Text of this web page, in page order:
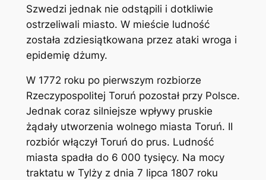
Szwedzi jednak nie odstąpili i dotkliwie
ostrzeliwali miasto. W mieście ludność
została zdziesiątkowana przez ataki wroga i
epidemię dżumy.
W 1772 roku po pierwszym rozbiorze
Rzeczypospolitej Toruń pozostał przy Polsce.
Jednak coraz silniejsze wpływy pruskie
żądały utworzenia wolnego miasta Toruń. II
rozbiór włączył Toruń do prus. Ludność
miasta spadła do 6 000 tysięcy. Na mocy
traktatu w Tylży z dnia 7 lipca 1807 roku